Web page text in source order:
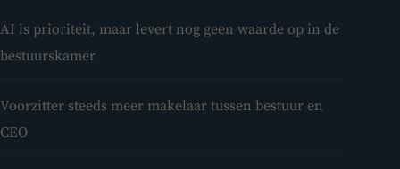
AI is prioriteit, maar levert nog geen waarde op in de
bestuurskamer
Voorzitter steeds meer makelaar tussen bestuur en
CEO